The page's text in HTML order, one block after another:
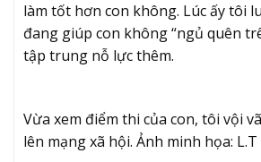
làm tốt hơn con không. Lúc ấy tôi
đang giúp con không “ngủ quên
tập trung nỗ lực thêm.
Vừa xem điểm thi của con, tôi vội
lên mạng xã hội. Ảnh minh họa: L.T